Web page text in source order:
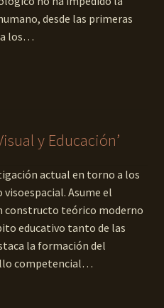
desde las primeras
los…
y Educación’
actual en torno a los
Asume el
constructo teórico moderno
educativo tanto de las
la formación del
competencial…